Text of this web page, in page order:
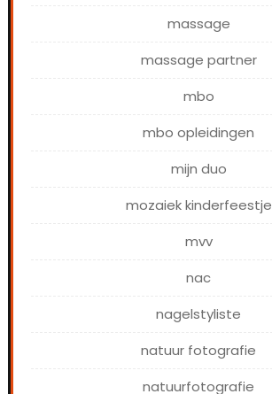
massage
massage partner
mbo
mbo opleidingen
mijn duo
mozaiek kinderfeestje
mvv
nac
nagelstyliste
natuur fotografie
natuurfotografie